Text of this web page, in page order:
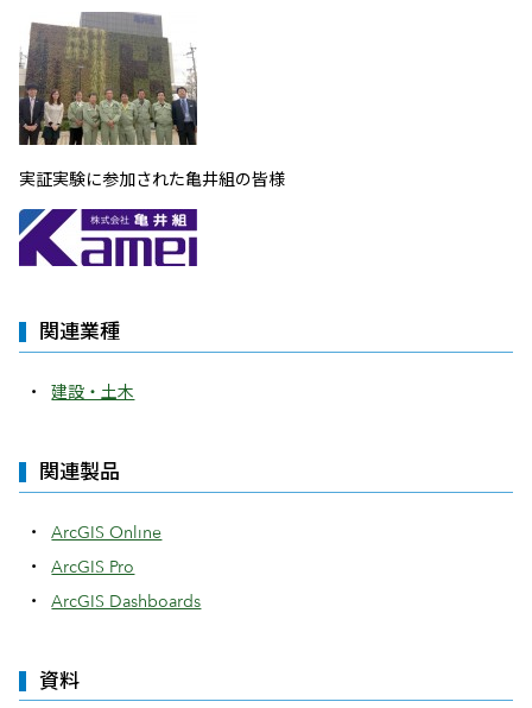
実証実験に参加された亀井組の皆様
関連業種
建設・土木
関連製品
ArcGIS Online
ArcGIS Pro
ArcGIS Dashboards
資料